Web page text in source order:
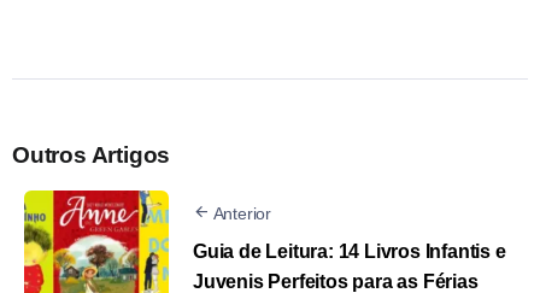
Outros Artigos
Anterior
Guia de Leitura: 14 Livros Infantis e
Juvenis Perfeitos para as Férias